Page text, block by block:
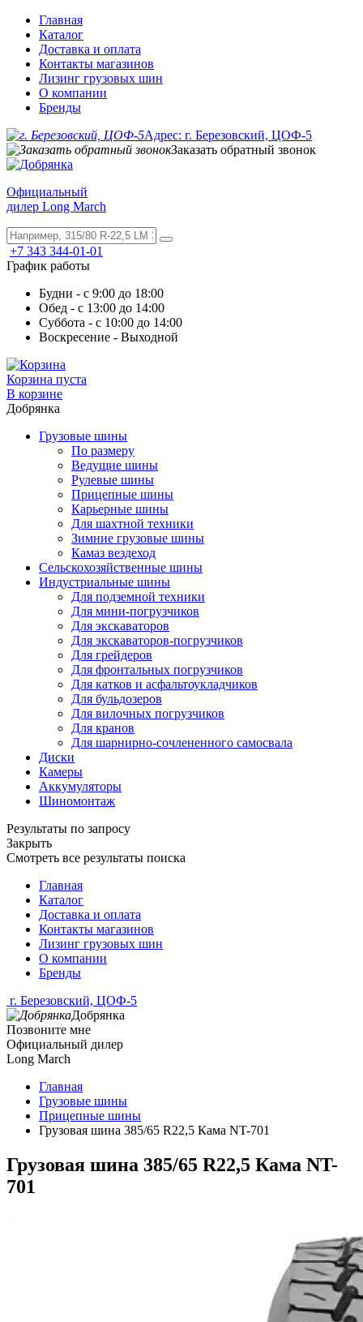
Главная
Каталог
Доставка и оплата
Контакты магазинов
Лизинг грузовых шин
О компании
Бренды
Адрес: г. Березовский, ЦОФ-5
Заказать обратный звонок
Официальный
дилер Long March
+7 343 344-01-01
График работы
Будни - с 9:00 до 18:00
Обед - с 13:00 до 14:00
Суббота - с 10:00 до 14:00
Воскресение - Выходной
Корзина пуста
В корзине
Добрянка
Грузовые шины
По размеру
Ведущие шины
Рулевые шины
Прицепные шины
Карьерные шины
Для шахтной техники
Зимние грузовые шины
Камаз вездеход
Сельскохозяйственные шины
Индустриальные шины
Для подземной техники
Для мини-погрузчиков
Для экскаваторов
Для экскаваторов-погрузчиков
Для грейдеров
Для фронтальных погрузчиков
Для катков и асфальтоукладчиков
Для бульдозеров
Для вилочных погрузчиков
Для кранов
Для шарнирно-сочлененного самосвала
Диски
Камеры
Аккумуляторы
Шиномонтаж
Результаты по запросу
Закрыть
Смотреть все результаты поиска
Главная
Каталог
Доставка и оплата
Контакты магазинов
Лизинг грузовых шин
О компании
Бренды
г. Березовский, ЦОФ-5
Добрянка
Позвоните мне
Официальный дилер
Long March
Главная
Грузовые шины
Прицепные шины
Грузовая шина 385/65 R22,5 Кама NT-701
Грузовая шина 385/65 R22,5 Кама NT-
701